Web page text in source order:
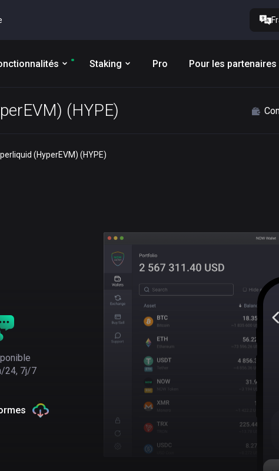
Staking Pro Pour les partenaires
(HYPE)
(HyperEVM) (HYPE)
24, 7j/7